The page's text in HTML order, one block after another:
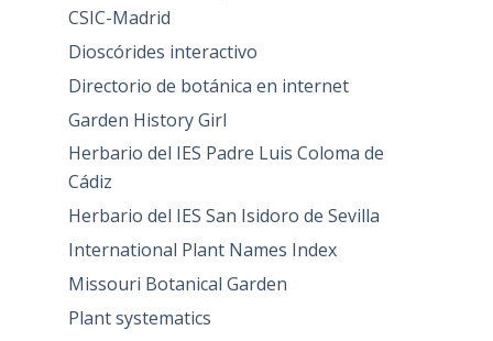
CSIC-Madrid
Dioscórides interactivo
Directorio de botánica en internet
Garden History Girl
Herbario del IES Padre Luis Coloma de
Cádiz
Herbario del IES San Isidoro de Sevilla
International Plant Names Index
Missouri Botanical Garden
Plant systematics